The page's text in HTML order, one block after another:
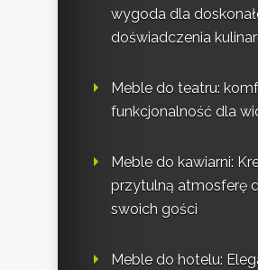
wygoda dla
doświadczenia
Meble do teatru:
funkcjonalność dla
Meble do kawiarni:
przytulną atmosferę
swoich gości
Meble do hotelu: